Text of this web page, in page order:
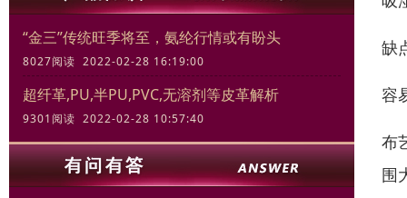
“金三”传统旺季将至，氨纶行情或有盼头
8027阅读 2022-02-28 16:19:00
超纤革,PU,半PU,PVC,无溶剂等皮革解析
9301阅读 2022-02-28 10:57:40
缺
容
布
围